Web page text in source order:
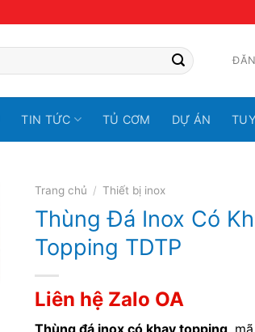
TIN TỨC TỦ CƠM DỰ ÁN
Trang chủ / Thiết bị inox
Thùng Đá Inox Có
Topping TDTP
Liên hệ Zalo OA
Thùng đá inox có khay topping,